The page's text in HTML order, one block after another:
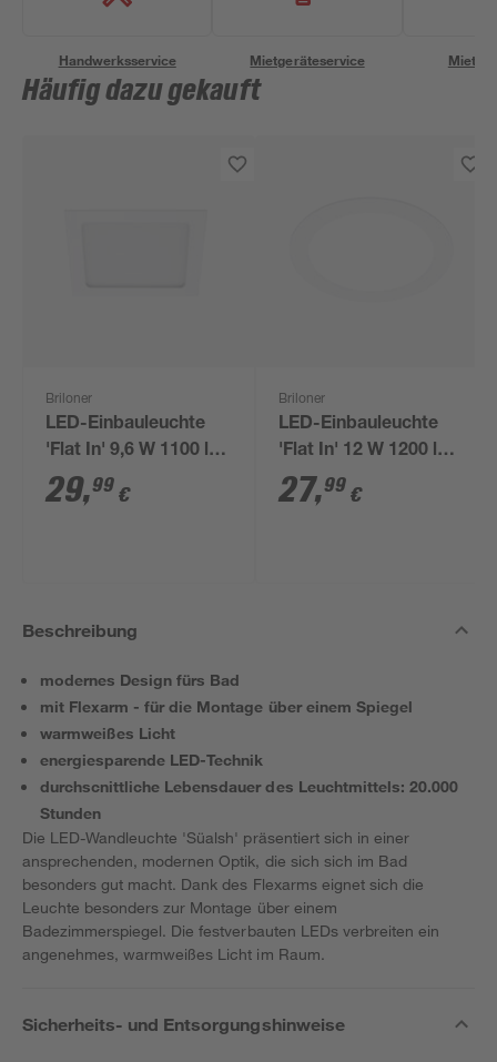
Handwerksservice Mietgeräteservice
Häufig dazu gekauft
Briloner
LED-Einbauleuchte
'Flat In' 9,6 W 1100 lm
neutralweiß 17 cm
29,99 €
Briloner
LED-Einbauleuchte
'Flat In' 12 W 1200 lm
neutralweiß Ø 17 cm
27,99 €
Beschreibung
modernes Design fürs Bad
mit Flexarm - für die Montage über einem Spiegel
warmweißes Licht
energiesparende LED-Technik
durchscnittliche Lebensdauer des Leuchtmittels: 20.000
Stunden
Die LED-Wandleuchte 'Süalsh' präsentiert sich in einer
ansprechenden, modernen Optik, die sich sich im Bad
besonders gut macht. Dank des Flexarms eignet sich die
Leuchte besonders zur Montage über einem
Badezimmerspiegel. Die festverbauten LEDs verbreiten ein
angenehmes, warmweißes Licht im Raum.
Sicherheits- und Entsorgungshinweise